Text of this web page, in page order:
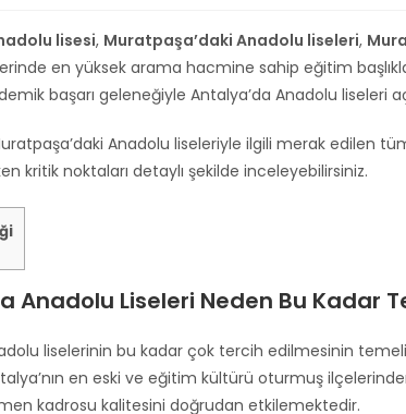
lisesi, Muratpaşa’daki Anadolu liseleri,
en yüksek arama hacmine sahip eğitim
başarı geleneğiyle Antalya’da Anadolu liseleri
Anadolu liseleriyle ilgili merak edilen
kritik noktaları detaylı şekilde inceleyebilirsiniz.
Anadolu Liseleri Neden Bu Kadar
liselerinin bu kadar çok tercih edilmesinin
en eski ve eğitim kültürü oturmuş
kadrosu kalitesini doğrudan etkilemektedir.